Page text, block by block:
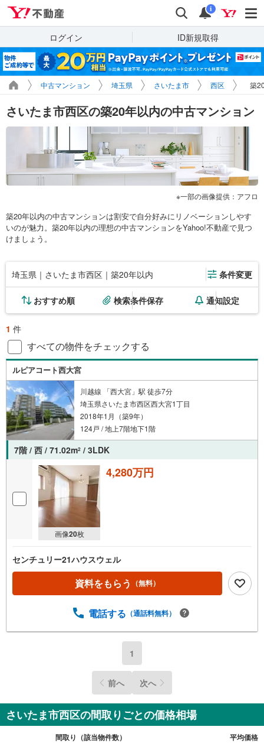
検索 通知
i
ログイン ID新規取得
中古マンション 埼玉県 さいたま市 西区 築
さいたま市西区の築20年以内の中古マンション
一部の画像提供：アフロ
築20年以内の中古マンションは割安で自分好みにリノベーションしやす
いのが魅力。築20年以内の理想の中古マンションをYahoo!不動産で見つ
けましょう。
埼玉県｜さいたま市西区｜築20年以内 条件変更
おすすめ順 検索条件保存 通知設定
1 件
すべての物件をチェックする
ルピアコート西大宮
川越線 「西大宮」駅 徒歩7分
埼玉県さいたま市西区西大宮1丁目
2018年1月（築9年）
124戸 / 地上7階地下1階
7階 / 西 / 71.02m2 / 3LDK
画像20枚
4,280万円
センチュリー21ハウスウェル
資料をもらう （無料）
電話する （通話料無料）
1
前へ 次へ
さいたま市西区の間取りごとの価格相場
間取り（該当物件数） 平均価格